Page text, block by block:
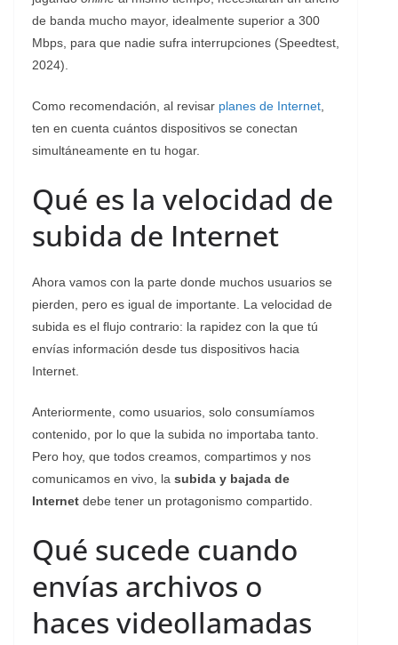
de banda mucho mayor, idealmente superior a 300
Mbps, para que nadie sufra interrupciones (Speedtest,
2024).
Como recomendación, al revisar planes de Internet
ten en cuenta cuántos dispositivos se conectan
simultáneamente en tu hogar.
Qué es la velocidad de
subida de Internet
Ahora vamos con la parte donde muchos usuarios se
pierden, pero es igual de importante. La velocidad de
subida es el flujo contrario: la rapidez con la que tú
envías información desde tus dispositivos hacia
Internet.
Anteriormente, como usuarios, solo consumíamos
contenido, por lo que la subida no importaba tanto.
Pero hoy, que todos creamos, compartimos y nos
comunicamos en vivo, la subida y bajada de
Internet debe tener un protagonismo compartido.
Qué sucede cuando
envías archivos o
haces videollamadas